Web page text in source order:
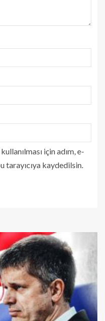
için adım, e-
tarayıcıya kaydedilsin.